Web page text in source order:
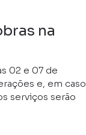
na
02 e 07 de
e, em caso
serviços serão